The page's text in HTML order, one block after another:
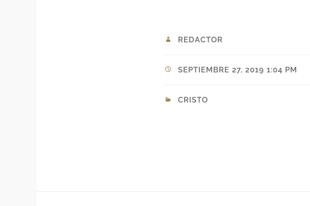
REDACTOR
SEPTIEMBRE 27, 2019 1:04 PM
CRISTO